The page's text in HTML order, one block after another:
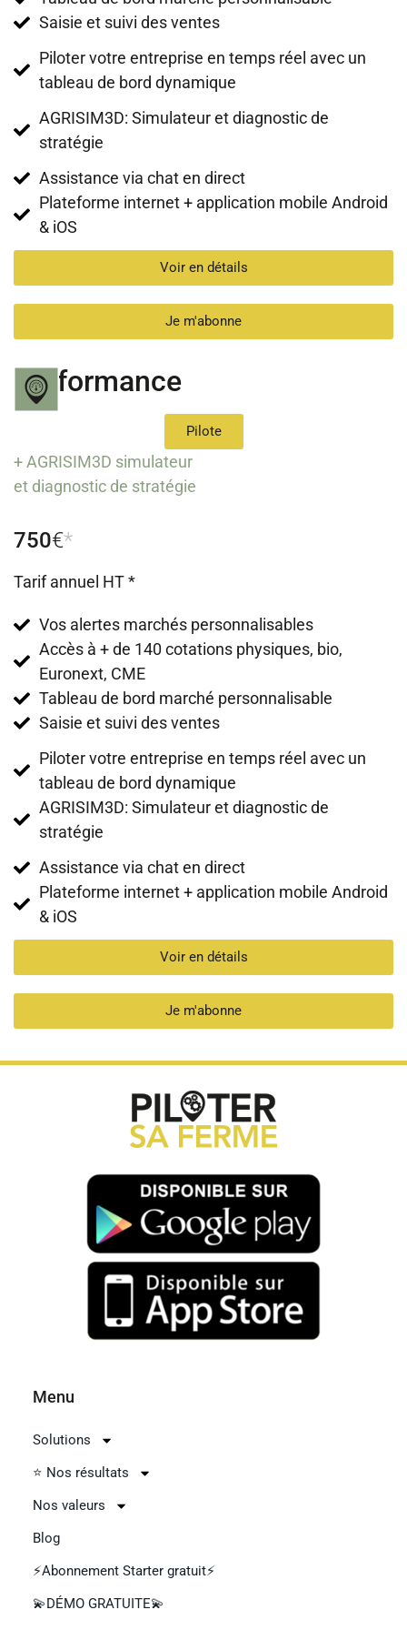
Saisie et suivi des ventes
Piloter votre entreprise en temps réel avec un
tableau de bord dynamique
AGRISIM3D: Simulateur et diagnostic de
stratégie
Assistance via chat en direct
Plateforme internet + application mobile Android
& iOS
Voir en détails
Je m'abonne
Performance
Pilote
+ AGRISIM3D simulateur
et diagnostic de stratégie
750€*
Tarif annuel HT *
Vos alertes marchés personnalisables
Accès à + de 140 cotations physiques, bio,
Euronext, CME
Tableau de bord marché personnalisable
Saisie et suivi des ventes
Piloter votre entreprise en temps réel avec un
tableau de bord dynamique
AGRISIM3D: Simulateur et diagnostic de
stratégie
Assistance via chat en direct
Plateforme internet + application mobile Android
& iOS
Voir en détails
Je m'abonne
Menu
Solutions
⭐ Nos résultats
Nos valeurs
Blog
⚡Abonnement Starter gratuit⚡
💫DÉMO GRATUITE💫